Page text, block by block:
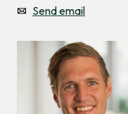
Send email